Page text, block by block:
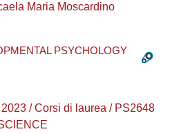
Maria Moscardino
PSYCHOLOGY
/ Corsi di laurea / PS2648